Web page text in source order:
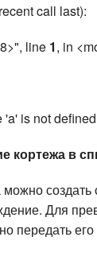
call last):
line 1, in
'a' is not defined
кортежа в
создать
Для
передать